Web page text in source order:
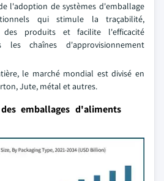
l'adoption de systèmes d'emballage
qui stimule la traçabilité,
des produits et facilite l'efficacité
les chaînes d'approvisionnement
le marché mondial est divisé en
Jute, métal et autres.
emballages d'aliments